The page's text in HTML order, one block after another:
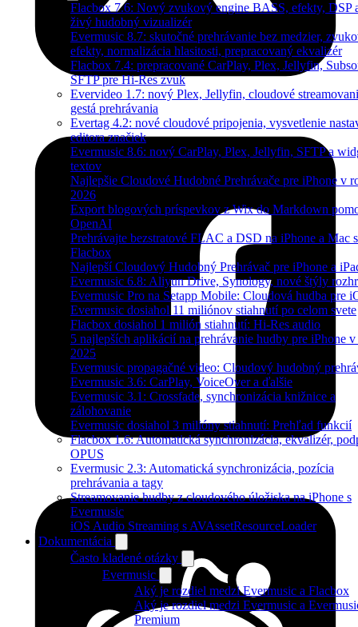
Flacbox 7.6: Nový zvukový engine BASS, efekty, DSP
živý hudobný vizualizér
Evermusic 8.7: skutočné prehrávanie bez medzier,
efekty, normalizácia hlasitosti, prepracovaný ekvalizér
Flacbox 7.4: prepracované CarPlay, Plex, Jellyfin,
SFTP pre Hi-Res zvuk
Evervideo 1.7: nový Plex, Jellyfin, cloudové
gestá prehrávania
Evertag 4.2: nové cloudové pripojenia, vysvetlenie
editora značiek
Evermusic 8.6: nový CarPlay, Plex, Jellyfin, SFTP a
textov
Najlepšie Cloudové Hudobné Prehrávače pre iPhone v
2026
Export blogových príspevkov z Wix do Markdown
OpenAI
Prehrávajte bezstratové FLAC a DSD na iPhone a Mac s
Flacbox
Najlepší Cloudový Hudobný Prehrávač pre iPhone a
Evermusic 6.8: Aliyun Drive, Synology, nové štýly
Evermusic Pro na Setapp Mobile: Cloudová hudba pre
Evermusic dosiahol 11 miliónov stiahnutí po celom svete
Flacbox dosiahol 1 milión stiahnutí: Hi-Res audio
5 najlepších aplikácií na prehrávanie hudby pre iPhone
2025
Evermusic propagačné video: Cloudový hudobný
Evermusic 3.6: CarPlay, VoiceOver a ďalšie
Evermusic 3.1: Crossfade, synchronizácia knižnice a
zálohovanie
Evermusic dosiahol 3 milióny stiahnutí: Prehľad funkcií
Flacbox 1.6: Automatická synchronizácia, ekvalizér,
OPUS
Evermusic 2.3: Automatická synchronizácia, pozícia
prehrávania a tagy
Streamovanie hudby z cloudového úložiska na iPhone s
Evermusic
iOS Audio Streaming s AVAssetResourceLoader
Dokumentácia
Často kladené otázky
Evermusic
Aký je rozdiel medzi Evermusic a Flacbox
Aký je rozdiel medzi Evermusic a
Premium